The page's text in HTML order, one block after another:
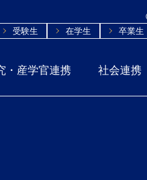
受験生
在学生 卒業生
・産学官連携 社会連携